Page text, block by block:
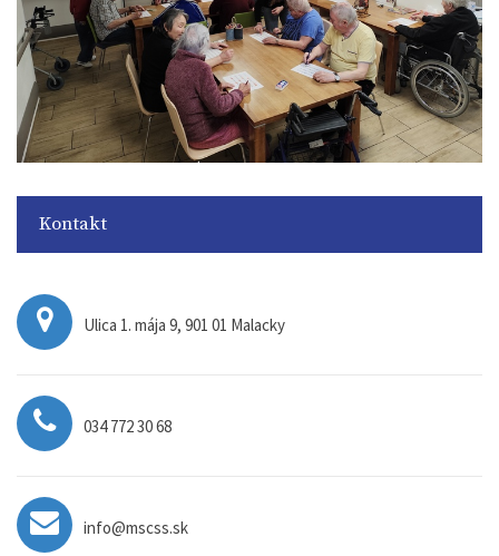
Kontakt
Ulica 1. mája 9, 901 01 Malacky
034 772 30 68
info@mscss.sk